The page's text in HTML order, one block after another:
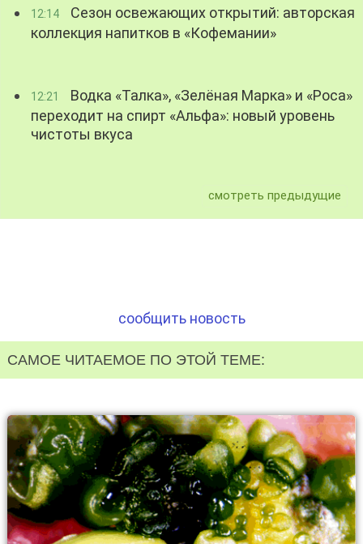
12:14
Сезон освежающих открытий: авторская
коллекция напитков в «Кофемании»
12:21
Водка «Талка», «Зелёная Марка» и «Роса»
переходит на спирт «Альфа»: новый уровень
чистоты вкуса
смотреть предыдущие
сообщить новость
САМОЕ ЧИТАЕМОЕ ПО ЭТОЙ ТЕМЕ: